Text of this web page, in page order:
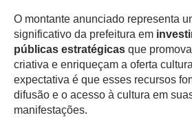
O montante anunciado representa
significativo da prefeitura em
públicas estratégicasque
criativa e enriqueçam a oferta
expectativa é que esses recursos
difusão e o acesso à cultura em
manifestações.